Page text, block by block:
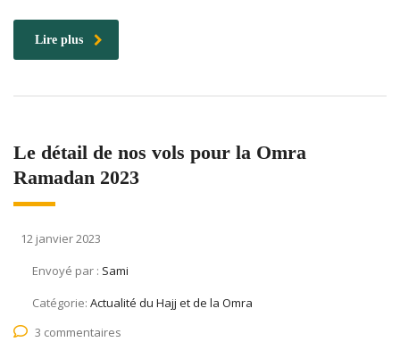
Lire plus
Le détail de nos vols pour la Omra
Ramadan 2023
12 janvier 2023
Envoyé par : Sami
Catégorie: Actualité du Hajj et de la Omra
3 commentaires